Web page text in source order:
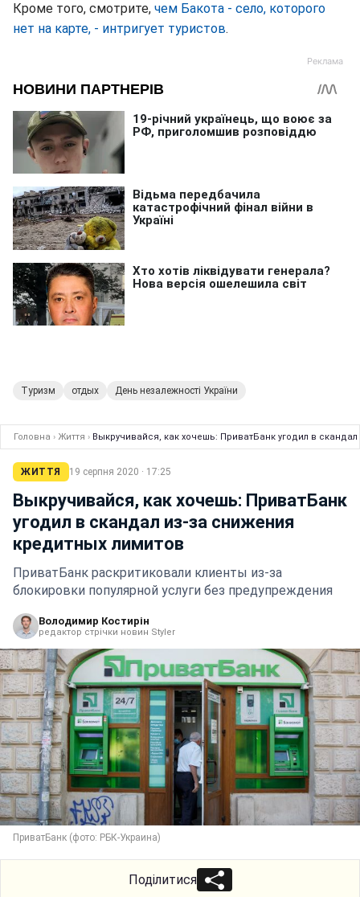
Кроме того, смотрите, чем Бакота - село, которого
нет на карте, - интригует туристов.
Туризм отдых День незалежності України
Головна › Життя › Выкручивайся, как хочешь: ПриватБанк угодил в
ЖИТТЯ 19 серпня 2020 · 17:25
Выкручивайся, как хочешь: ПриватБанк
угодил в скандал из-за снижения
кредитных лимитов
ПриватБанк раскритиковали клиенты из-за
блокировки популярной услуги без предупреждения
Володимир Костирін
редактор стрічки новин Styler
ПриватБанк (фото: РБК-Украина)
Поділитися